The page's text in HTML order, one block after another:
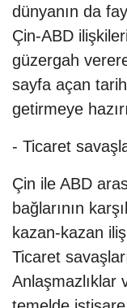
dünyanın da
Çin-ABD
güzergah
sayfa açan
getirmeye
- Ticaret
Çin ile ABD
bağlarının
kazan-kazan
Ticaret
Anlaşmazlıklar